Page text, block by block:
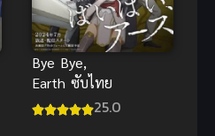
Bye Bye,
Earth ซับไทย
25.0